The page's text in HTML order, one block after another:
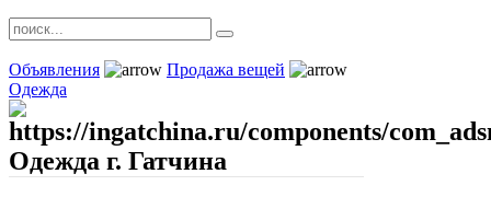
Объявления
Продажа вещей
Одежда
Одежда г. Гатчина